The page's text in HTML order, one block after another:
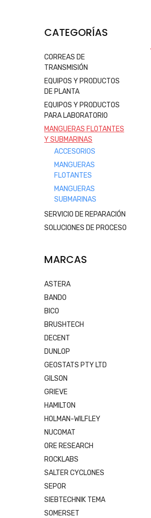
CATEGORÍAS
CORREAS DE
TRANSMISIÓN
EQUIPOS Y PRODUCTOS
DE PLANTA
EQUIPOS Y PRODUCTOS
PARA LABORATORIO
MANGUERAS FLOTANTES
Y SUBMARINAS
ACCESORIOS
MANGUERAS
FLOTANTES
MANGUERAS
SUBMARINAS
SERVICIO DE REPARACIÓN
SOLUCIONES DE PROCESO
MARCAS
ASTERA
BANDO
BICO
BRUSHTECH
DECENT
DUNLOP
GEOSTATS PTY LTD
GILSON
GRIEVE
HAMILTON
HOLMAN-WILFLEY
NUCOMAT
ORE RESEARCH
ROCKLABS
SALTER CYCLONES
SEPOR
SIEBTECHNIK TEMA
SOMERSET